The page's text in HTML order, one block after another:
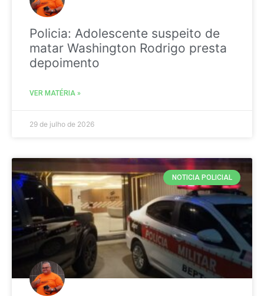
Policia: Adolescente suspeito de
matar Washington Rodrigo presta
depoimento
VER MATÉRIA »
29 de julho de 2026
NOTICIA POLICIAL